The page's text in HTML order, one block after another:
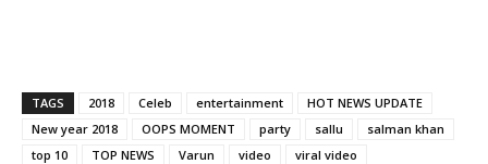
TAGS 2018 Celeb entertainment
HOT NEWS UPDATE
New year 2018
OOPS MOMENT party sallu
salman khan
top 10
TOP NEWS Varun video
viral video